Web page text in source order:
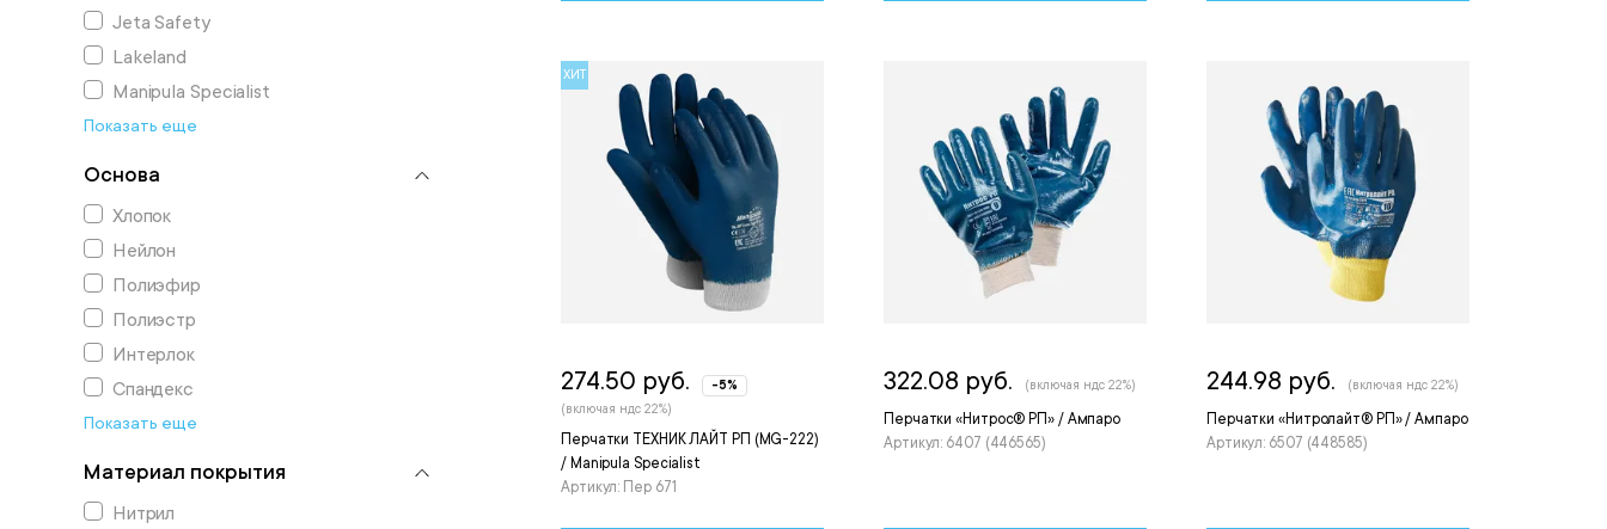
Jeta Safety
Lakeland
Manipula Specialist
Показать еще
Основа
Хлопок
Нейлон
Полиэфир
Полиэстр
Интерлок
Спандекс
Показать еще
Материал покрытия
Нитрил
ХИТ
Перчатки ТЕХНИК ЛАЙТ РП (MG-222)
/ Manipula Specialist
Артикул: Пер 671
274.50 руб.
-5%
(включая ндс 22%)
Перчатки «Нитрос® РП» / Ампаро
Артикул: 6407 (446565)
322.08 руб. (включая ндс 22%)
Перчатки «Нитролайт® РП» / Ампаро
Артикул: 6507 (448585)
244.98 руб. (включая ндс 22%)